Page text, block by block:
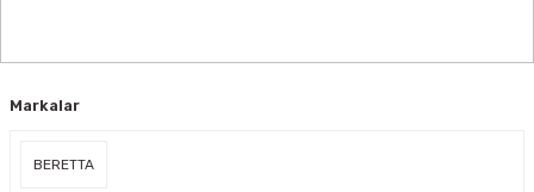
PEDLERİ
Markalar
BERETTA